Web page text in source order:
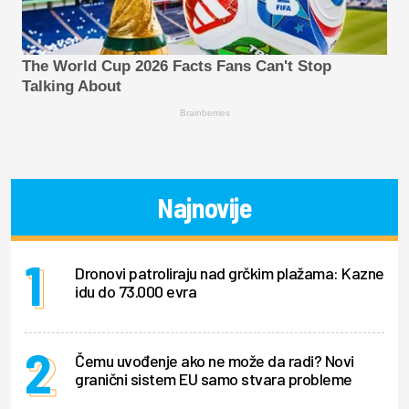
The World Cup 2026 Facts Fans Can't Stop
Talking About
Brainberries
Najnovije
Dronovi patroliraju nad grčkim plažama: Kazne
idu do 73.000 evra
Čemu uvođenje ako ne može da radi? Novi
granični sistem EU samo stvara probleme